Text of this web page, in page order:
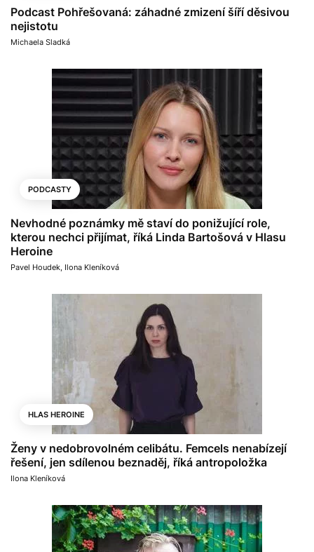
Podcast Pohřešovaná: záhadné zmizení šíří děsivou
nejistotu
Michaela Sladká
PODCASTY
Nevhodné poznámky mě staví do ponižující role,
kterou nechci přijímat, říká Linda Bartošová v Hlasu
Heroine
Pavel Houdek Ilona Kleníková
HLAS HEROINE
Ženy v nedobrovolném celibátu. Femcels nenabízejí
řešení, jen sdílenou beznaděj, říká antropoložka
Ilona Kleníková